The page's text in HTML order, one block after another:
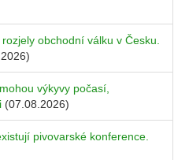
obchodní válku v Česku.
výkyvy počasí,
(07.08.2026)
pivovarské konference.